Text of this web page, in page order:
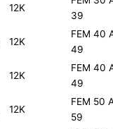
12K
39
12K
FEM 40
49
12K
FEM 40
49
12K
FEM 50
59